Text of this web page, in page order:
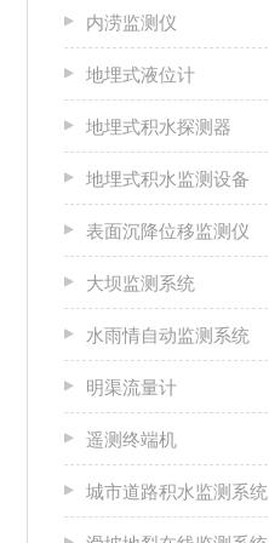
内涝监测仪
地埋式液位计
地埋式积水探测器
地埋式积水监测设备
表面沉降位移监测仪
大坝监测系统
水雨情自动监测系统
明渠流量计
遥测终端机
城市道路积水监测系统